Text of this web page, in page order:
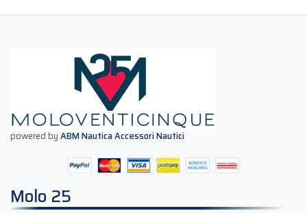
powered byABM Nautica Accessori Nautici
Molo 25